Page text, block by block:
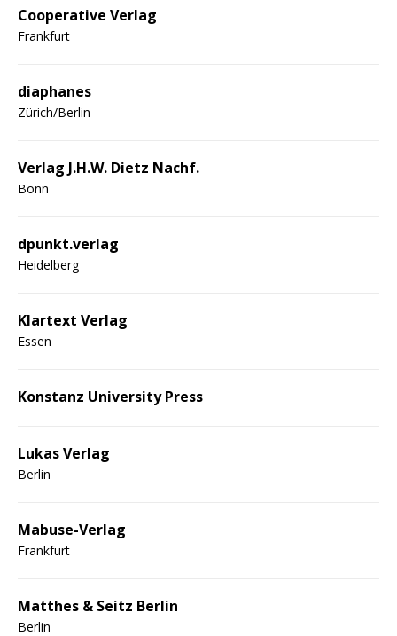
Cooperative Verlag
Frankfurt
diaphanes
Zürich/Berlin
Verlag J.H.W. Dietz Nachf.
Bonn
dpunkt.verlag
Heidelberg
Klartext Verlag
Essen
Konstanz University Press
Lukas Verlag
Berlin
Mabuse-Verlag
Frankfurt
Matthes & Seitz Berlin
Berlin